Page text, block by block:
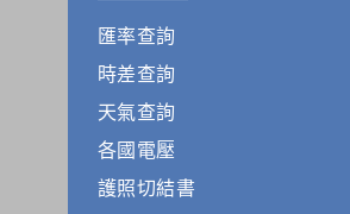
1.遵守法令或政府機關的要求；或我們發
違反本公司旗下網站的會員條款或產品、
2.為了保護使用者個人隱私，我們無法為
向警政單位提出告訴，我們將全力配合警
有相關資料，以協助調查及破案！
匯率查詢
時差查詢
天氣查詢
各國電壓
護照切結書